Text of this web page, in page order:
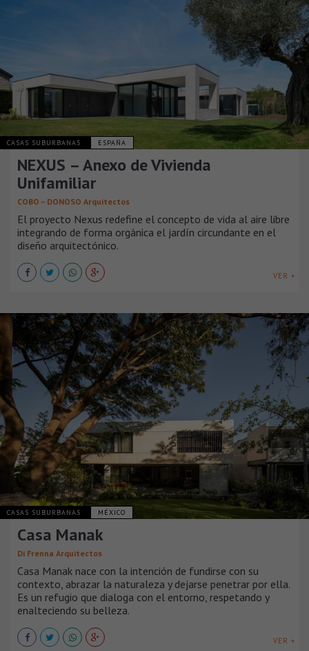
CASAS SUBURBANAS ESPAÑA
NEXUS – Anexo de Vivienda
Unifamiliar
COBO – DONOSO Arquitectos
El proyecto Nexus redefine el concepto de vida al aire libre
integrando de forma orgánica el jardín circundante en el
diseño arquitectónico.
VER +
CASAS SUBURBANAS MÉXICO
Casa Manak
Di Frenna Arquitectos
Casa Manak nace con la intención de fundirse con su
contexto, abrazar la naturaleza y dejarse penetrar por ella.
Es un refugio que dialoga con el entorno, respetando y
enalteciendo su belleza.
VER +